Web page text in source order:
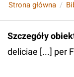
Strona główna
Szczegóły
deliciae [...] per